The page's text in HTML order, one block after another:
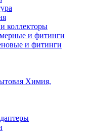
коллекторы
и фитинги
и фитинги
Химия,